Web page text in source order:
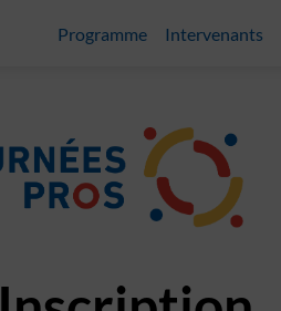
Programme Intervenants